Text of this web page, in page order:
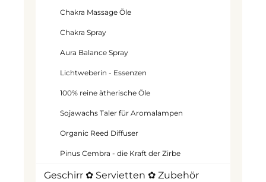
Chakra Massage Öle
Chakra Spray
Aura Balance Spray
Lichtweberin - Essenzen
100% reine ätherische Öle
Sojawachs Taler für Aromalampen
Organic Reed Diffuser
Pinus Cembra - die Kraft der Zirbe
Geschirr ✿ Servietten ✿ Zubehör